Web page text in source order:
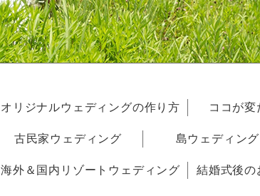
オリジナルウェディングの作り方 ココが変
古民家ウェディング 島ウェディング
海外＆国内リゾートウェディング 結婚式後の